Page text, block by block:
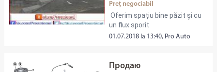
Preț negociabil
Oferim spațiu bine păzit și cu
un flux sporit
01.07.2018 la 13:40, Pro Auto
Продаю